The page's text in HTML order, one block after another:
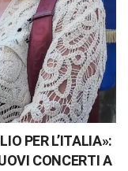
PER L’ITALIA»:
CONCERTI A